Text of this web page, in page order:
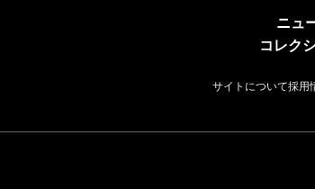
ニュ
コレク
サイトについて採用